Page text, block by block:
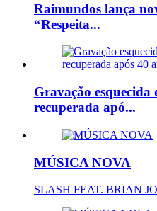
Raimundos lança
“Respeita...
Gravação
recuperada apó...
MÚSICA NOVA
SLASH FEAT. BRIAN